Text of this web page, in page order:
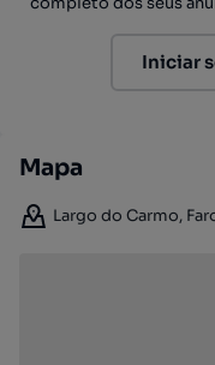
Iniciar
Mapa
Largo do Carmo,